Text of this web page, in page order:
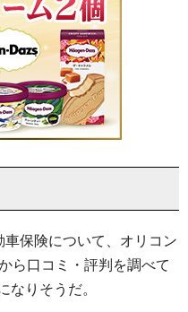
保険について、オリコン
ら口コミ・評判を調べて
なりそうだ。